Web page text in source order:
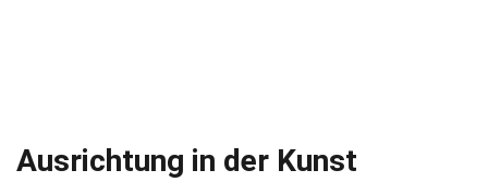
Ausrichtung in der Kunst